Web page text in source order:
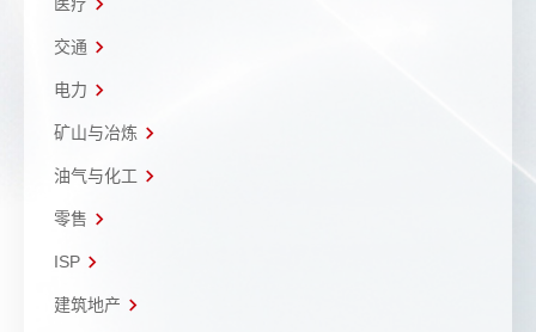
交通
电力
矿山与冶炼
油气与化工
零售
ISP
建筑地产